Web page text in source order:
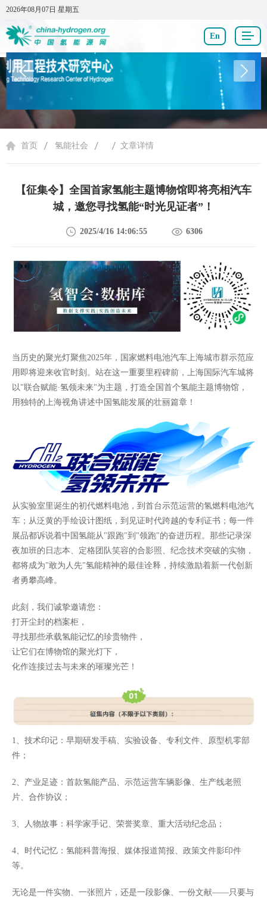
2026年08月07日 星期五
2026年08月07日 星期五
En
首页 氢能社会 文章详情
【征集令】全国首家氢能主题博物馆即将亮相汽车
城，邀您寻找氢能“时光见证者”！
2025/4/16 14:06:55 6306
当历史的聚光灯聚焦2025年，国家燃料电池汽车上海城市群示范应
用即将迎来收官时刻。站在这一重要里程碑前，上海国际汽车城将
以"联合赋能·氢领未来"为主题，打造全国首个氢能主题博物馆，
用独特的上海视角讲述中国氢能发展的壮丽篇章！
从实验室里诞生的初代燃料电池，到首台示范运营的氢燃料电池汽
车；从泛黄的手绘设计图纸，到见证时代跨越的专利证书；每一件
展品都诉说着中国氢能从"跟跑"到"领跑"的奋进历程。那些记录深
夜加班的日志本、定格团队笑容的合影照、纪念技术突破的实物，
都将成为"敢为人先"氢能精神的最佳诠释，持续激励着新一代创新
者勇攀高峰。
此刻，我们诚挚邀请您：
打开尘封的档案柜，
寻找那些承载氢能记忆的珍贵物件，
让它们在博物馆的聚光灯下，
化作连接过去与未来的璀璨光芒！
1、技术印记：早期研发手稿、实验设备、专利文件、原型机零部
件；
2、产业足迹：首款氢能产品、示范运营车辆影像、生产线老照
片、合作协议；
3、人物故事：科学家手记、荣誉奖章、重大活动纪念品；
4、时代记忆：氢能科普海报、媒体报道简报、政策文件影印件
等。
无论是一件实物、一张照片，还是一段影像、一份文献——只要与